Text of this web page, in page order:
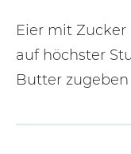
Eier mit
auf höchster
Butter